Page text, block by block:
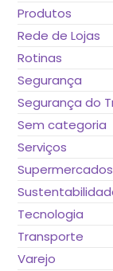
Produtos
Rede de Lojas
Rotinas
Segurança
Segurança do
Sem categoria
Serviços
Supermercados
Tecnologia
Transporte
Varejo